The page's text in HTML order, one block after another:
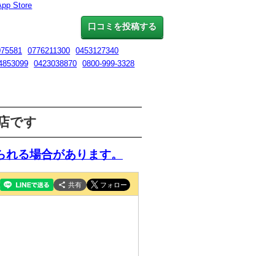
口コミを投稿する
Store
0776211300
0453127340
0423038870
0800-999-3328
です
る場合があります。
共有